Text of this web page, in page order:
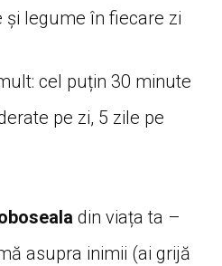
legume în fiecare zi
cel puțin 30 minute
pe zi, 5 zile pe
din viața ta –
asupra inimii (ai grijă